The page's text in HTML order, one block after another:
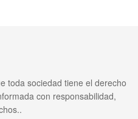
toda sociedad tiene el derecho
con responsabilidad,